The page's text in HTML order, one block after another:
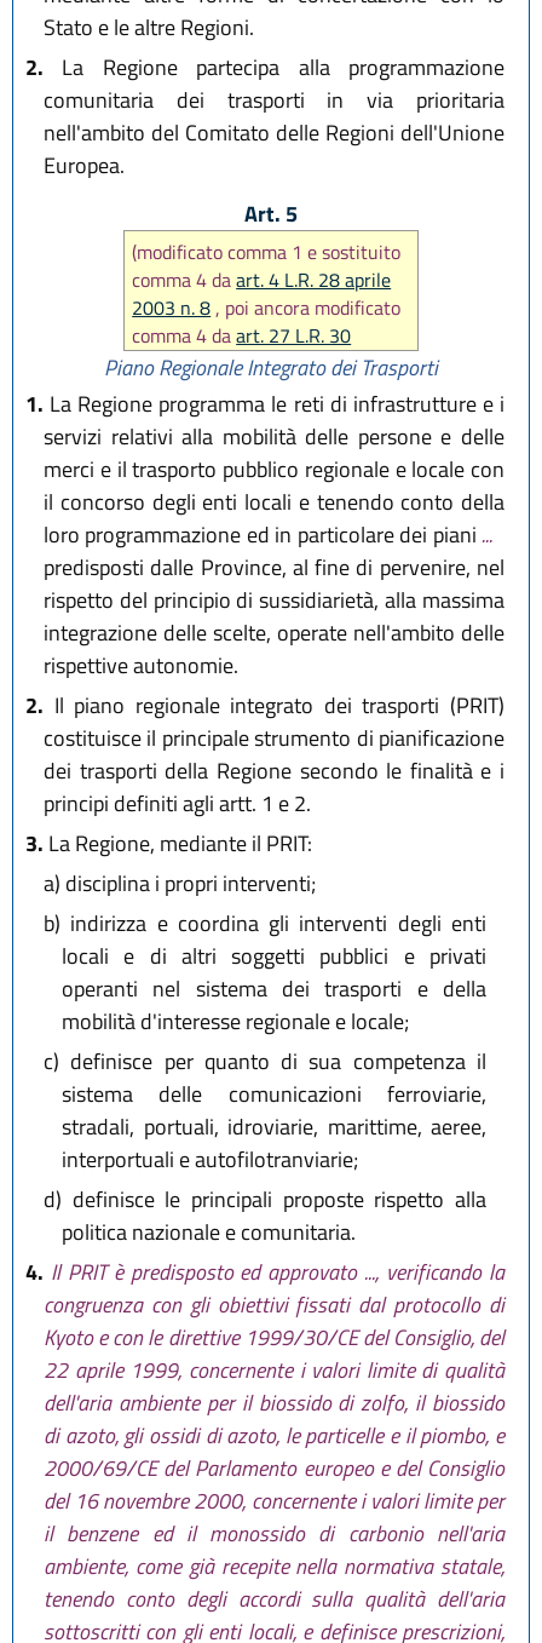
Stato e le altre Regioni.
2. La Regione partecipa alla programmazione
comunitaria dei trasporti in via prioritaria
nell'ambito del Comitato delle Regioni dell'Unione
Europea.
Art. 5
(modificato comma 1 e sostituito
comma 4 daart. 4 L.R. 28 aprile
2003 n. 8, poi ancora modificato
comma 4 daart. 27 L.R. 30
giugno 2008 n. 10)
Piano Regionale Integrato dei Trasporti
1. La Regione programma le reti di infrastrutture e i
servizi relativi alla mobilità delle persone e delle
merci e il trasporto pubblico regionale e locale con
il concorso degli enti locali e tenendo conto della
loro programmazione ed in particolare dei piani ...
predisposti dalle Province, al fine di pervenire, nel
rispetto del principio di sussidiarietà, alla massima
integrazione delle scelte, operate nell'ambito delle
rispettive autonomie.
2. Il piano regionale integrato dei trasporti (PRIT)
costituisce il principale strumento di pianificazione
dei trasporti della Regione secondo le finalità e i
principi definiti agli artt. 1 e 2.
3. La Regione, mediante il PRIT:
a) disciplina i propri interventi;
b) indirizza e coordina gli interventi degli enti
locali e di altri soggetti pubblici e privati
operanti nel sistema dei trasporti e della
mobilità d'interesse regionale e locale;
c) definisce per quanto di sua competenza il
sistema delle comunicazioni ferroviarie,
stradali, portuali, idroviarie, marittime, aeree,
interportuali e autofilotranviarie;
d) definisce le principali proposte rispetto alla
politica nazionale e comunitaria.
4. Il PRIT è predisposto ed approvato ..., verificando la
congruenza con gli obiettivi fissati dal protocollo di
Kyoto e con le direttive 1999/30/CE del Consiglio, del
22 aprile 1999, concernente i valori limite di qualità
dell'aria ambiente per il biossido di zolfo, il biossido
di azoto, gli ossidi di azoto, le particelle e il piombo, e
2000/69/CE del Parlamento europeo e del Consiglio
del 16 novembre 2000, concernente i valori limite per
il benzene ed il monossido di carbonio nell'aria
ambiente, come già recepite nella normativa statale,
tenendo conto degli accordi sulla qualità dell'aria
sottoscritti con gli enti locali, e definisce prescrizioni,